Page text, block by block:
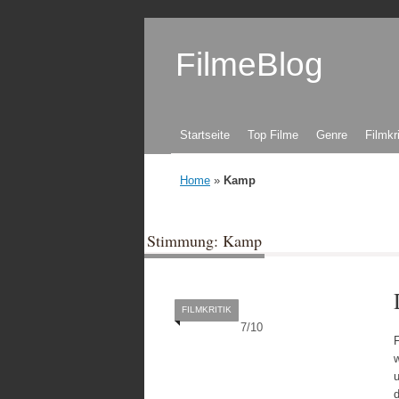
FilmeBlog
Zum Inhalt springen
Startseite Top Filme Genre
Home » Kamp
Stimmung: Kamp
7/10
FILMKRITIK